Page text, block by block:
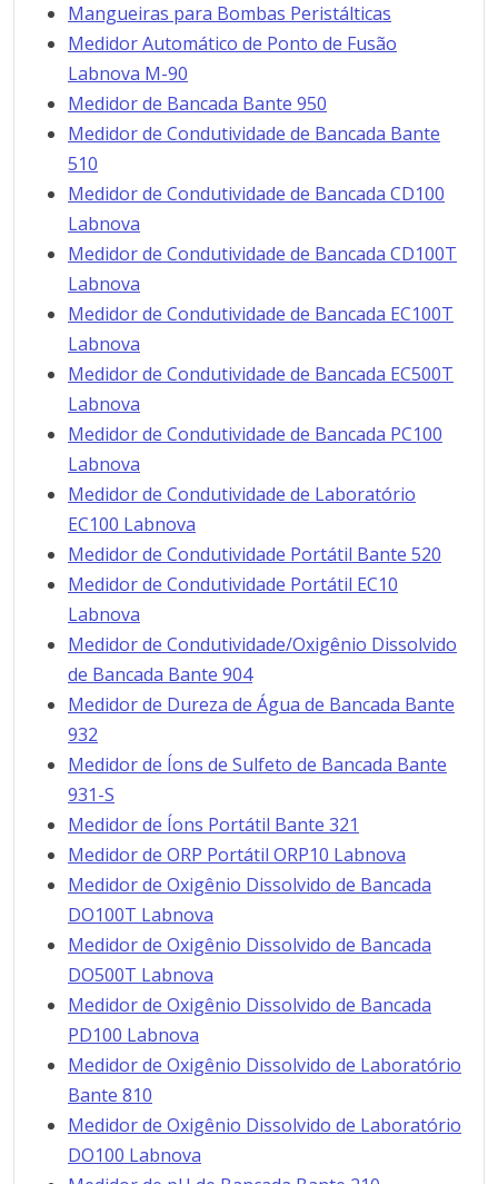
Mangueiras para Bombas Peristálticas
Medidor Automático de Ponto de Fusão
Labnova M-90
Medidor de Bancada Bante 950
Medidor de Condutividade de Bancada Bante
510
Medidor de Condutividade de Bancada CD100
Labnova
Medidor de Condutividade de Bancada CD100T
Labnova
Medidor de Condutividade de Bancada EC100T
Labnova
Medidor de Condutividade de Bancada EC500T
Labnova
Medidor de Condutividade de Bancada PC100
Labnova
Medidor de Condutividade de Laboratório
EC100 Labnova
Medidor de Condutividade Portátil Bante 520
Medidor de Condutividade Portátil EC10
Labnova
Medidor de Condutividade/Oxigênio Dissolvido
de Bancada Bante 904
Medidor de Dureza de Água de Bancada Bante
932
Medidor de Íons de Sulfeto de Bancada Bante
931-S
Medidor de Íons Portátil Bante 321
Medidor de ORP Portátil ORP10 Labnova
Medidor de Oxigênio Dissolvido de Bancada
DO100T Labnova
Medidor de Oxigênio Dissolvido de Bancada
DO500T Labnova
Medidor de Oxigênio Dissolvido de Bancada
PD100 Labnova
Medidor de Oxigênio Dissolvido de Laboratório
Bante 810
Medidor de Oxigênio Dissolvido de Laboratório
DO100 Labnova